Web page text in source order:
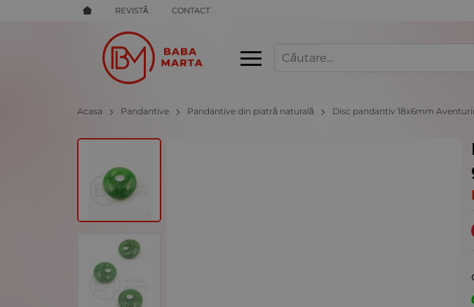
REVISTĂ CONTACT
Acasa Pandantive Pandantive din piatră naturală Disc pandantiv 18x6mm